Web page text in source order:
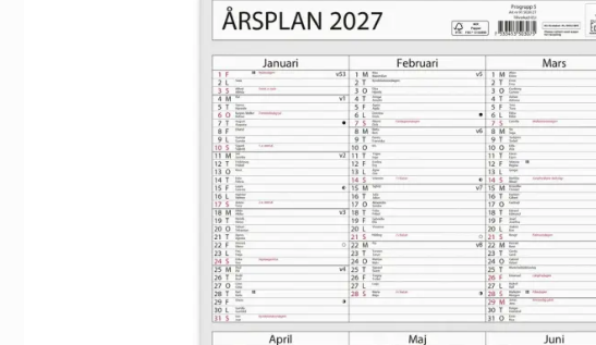
Indexflikar och Frixion clicker svart Stor Bordskalender 2027